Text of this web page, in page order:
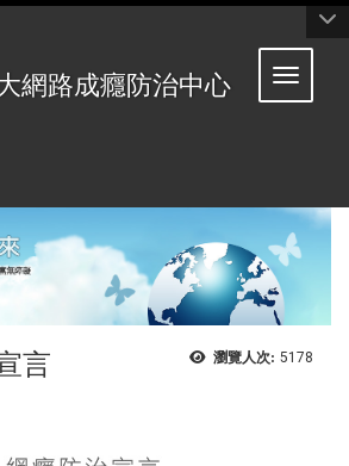
Toggle
網路成癮防治中心
瀏覽人次: 5178
言